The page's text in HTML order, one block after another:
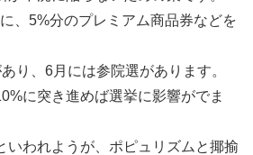
、5%分のプレミアム商品券などを
り、6月には参院選があります。
に突き進めば選挙に影響がでま
いわれようが、ポピュリズムと揶揄